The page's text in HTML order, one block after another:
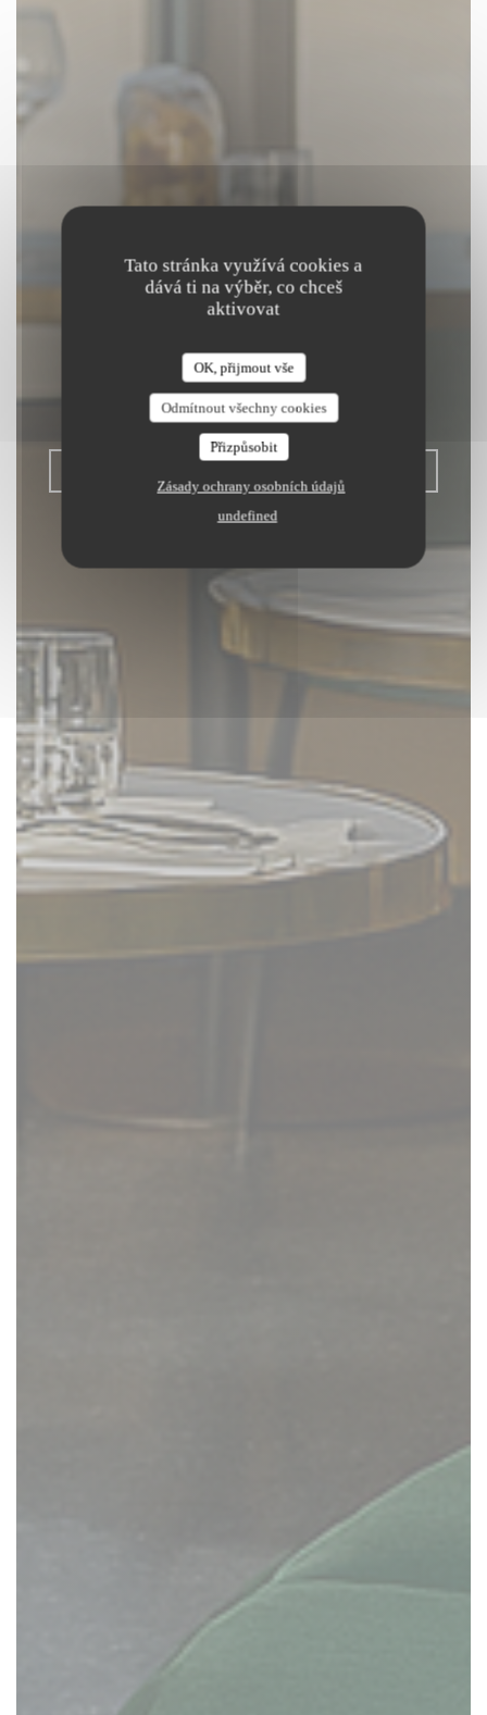
Tato stránka využívá cookies a
dává ti na výběr, co chceš
aktivovat
OK, přijmout vše
Odmítnout všechny cookies
Přizpůsobit
Zásady ochrany osobních údajů
undefined
L'OPALE
RESTAURANT
BISTRONOMIQUE|DUNKERQUE